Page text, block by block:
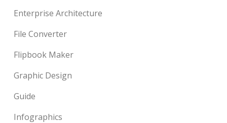
Enterprise Architecture
File Converter
Flipbook Maker
Graphic Design
Guide
Infographics